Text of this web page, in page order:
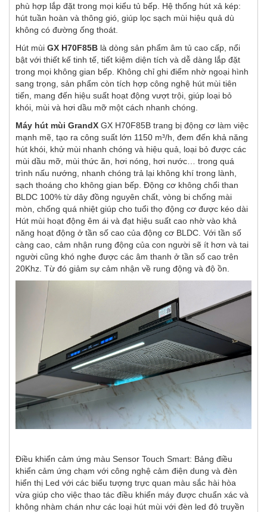
phù hợp lắp đặt trong mọi kiểu tủ bếp. Hệ thống hút xả kép:
hút tuần hoàn và thông gió, giúp lọc sạch mùi hiệu quả dù
không có đường ống thoát.
Hút mùi GX H70F85B là dòng sản phẩm âm tủ cao cấp, nổi
bật với thiết kế tinh tế, tiết kiệm diện tích và dễ dàng lắp đặt
trong mọi không gian bếp. Không chỉ ghi điểm nhờ ngoại hình
sang trọng, sản phẩm còn tích hợp công nghệ hút mùi tiên
tiến, mang đến hiệu suất hoạt động vượt trội, giúp loại bỏ
khói, mùi và hơi dầu mỡ một cách nhanh chóng.
Máy hút mùi GrandX GX H70F85B trang bị động cơ làm việc
mạnh mẽ, tạo ra công suất lớn 1150 m³/h, đem đến khả năng
hút khói, khử mùi nhanh chóng và hiệu quả, loại bỏ được các
mùi dầu mỡ, mùi thức ăn, hơi nóng, hơi nước… trong quá
trình nấu nướng, nhanh chóng trả lại không khí trong lành,
sạch thoáng cho không gian bếp. Động cơ không chổi than
BLDC 100% từ dây đồng nguyên chất, vòng bi chống mài
mòn, chống quá nhiệt giúp cho tuổi thọ động cơ được kéo dài
Hút mùi hoạt động êm ái và đạt hiệu suất cao nhờ vào khả
năng hoạt động ở tần số cao của động cơ BLDC. Với tần số
càng cao, cảm nhận rung động của con người sẽ ít hơn và tai
người cũng khó nghe được các âm thanh ở tần số cao trên
20Khz. Từ đó giảm sự cảm nhận về rung động và độ ồn.
Điều khiển cảm ứng màu Sensor Touch Smart: Bảng điều
khiển cảm ứng chạm với công nghệ cảm điện dung và đèn
hiển thị Led với các biểu tượng trực quan màu sắc hài hòa
vừa giúp cho việc thao tác điều khiển máy được chuẩn xác và
không nhàm chán như các loại hút mùi với đèn led đỏ truyền